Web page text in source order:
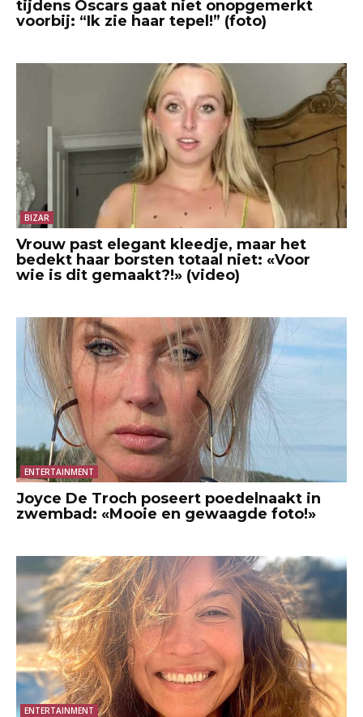
tijdens Oscars gaat niet onopgemerkt
voorbij: “Ik zie haar tepel!” (foto)
BIZAR
Vrouw past elegant kleedje, maar het
bedekt haar borsten totaal niet: «Voor
wie is dit gemaakt?!» (video)
ENTERTAINMENT
Joyce De Troch poseert poedelnaakt in
zwembad: «Mooie en gewaagde foto!»
ENTERTAINMENT